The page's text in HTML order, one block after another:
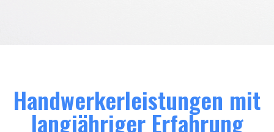
Handwerkerleistungen mit
langjähriger Erfahrung